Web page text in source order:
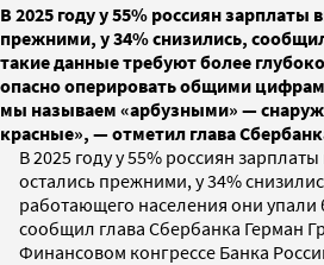
В 2025 году у 55% россиян зарплаты
прежними, у 34% снизились,
такие данные требуют более
опасно оперировать общими
мы называем «арбузными» —
красные», — отметил глава
В 2025 году у 55% россиян
остались прежними, у 34%
работающего населения они упали
сообщил глава Сбербанка Герман
Финансовом конгрессе Банка